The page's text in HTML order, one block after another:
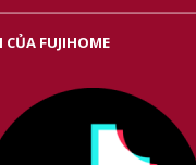
CỦA FUJIHOME